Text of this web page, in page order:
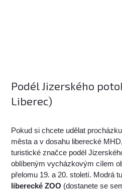
Podél Jizerského
Liberec)
Pokud si chcete udělat
města a v dosahu liberecké
turistické značce podél
oblíbeným vycházkovým cílem
přelomu 19. a 20. století. Modrá
liberecké ZOO (dostanete se